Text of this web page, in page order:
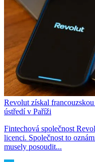
Revolut získal
ústředí v Paříži
Fintechová společnost
licenci. Společnost to
musely posoudit...